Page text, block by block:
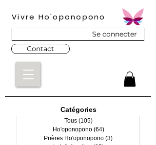
Vivre Ho'oponopono
Se connecter
Contact
Catégories
Tous (105)105 posts
Ho'oponopono (64)64 posts
Prières Ho'oponopono (3)